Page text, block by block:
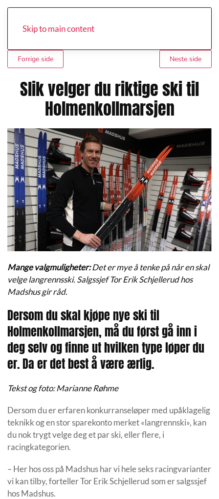
Skip to main content
Forrige side Neste side
Slik velger du riktige ski til
Holmenkollmarsjen
Mange valgmuligheter:Det er mye å tenke på når en skal
velge langrennsski. Salgssjef Tor Erik Schjellerud hos
Madshus gir råd.
Dersom du skal kjøpe nye ski til
Holmenkollmarsjen, må du først gå inn i
deg selv og finne ut hvilken type løper du
er. Da er det best å være ærlig.
Tekst og foto: Marianne Røhme
Dersom du er erfaren konkurranseløper med upåklagelig
teknikk og en stor sparekonto merket «langrennski», kan
du nok trygt velge deg et par ski, eller flere, i
racingkategorien.
– Her hos oss på Madshus har vi hele seks racingvarianter
vi kan tilby, forteller Tor Erik Schjellerud som er salgssjef
hos Madshus.